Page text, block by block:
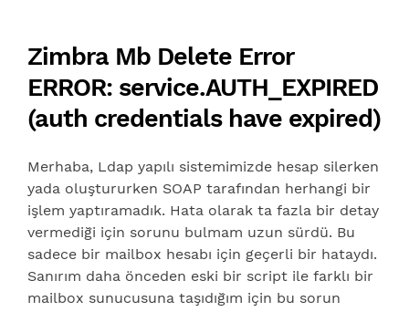
Zimbra Mb Delete Error
ERROR: service.AUTH_EXPIRED
(auth credentials have expired)
Merhaba, Ldap yapılı sistemimizde hesap silerken
yada oluştururken SOAP tarafından herhangi bir
işlem yaptıramadık. Hata olarak ta fazla bir detay
vermediği için sorunu bulmam uzun sürdü. Bu
sadece bir mailbox hesabı için geçerli bir hataydı.
Sanırım daha önceden eski bir script ile farklı bir
mailbox sunucusuna taşıdığım için bu sorun